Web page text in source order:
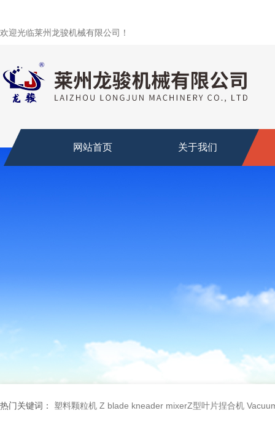
欢迎光临莱州龙骏机械有限公司！
网站首页 关于我们
热门关键词： 塑料颗粒机 Z blade kneader mixerZ型叶片捏合机